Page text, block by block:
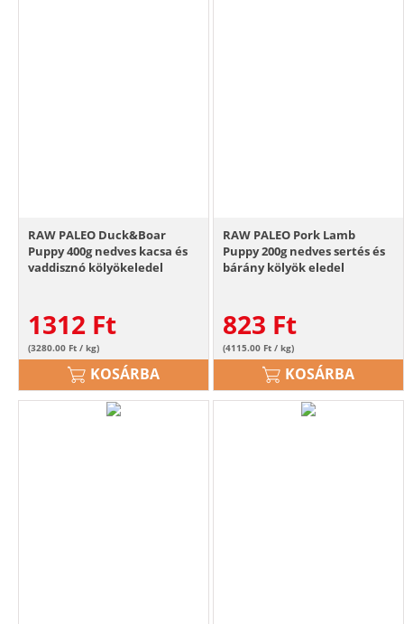
RAW PALEO Duck&Boar
Puppy 400g nedves kacsa és
vaddisznó kölyökeledel
1312 Ft
(3280.00 Ft / kg)
KOSÁRBA
RAW PALEO Pork Lamb
Puppy 200g nedves sertés és
bárány kölyök eledel
823 Ft
(4115.00 Ft / kg)
KOSÁRBA